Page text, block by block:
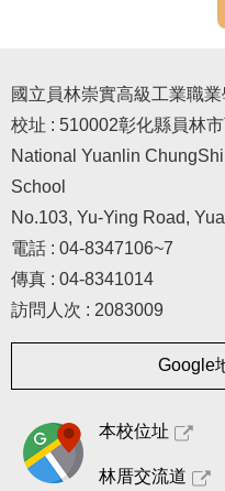
國立員林崇實高級工業職業
校址 : 510002彰化縣員林
National Yuanlin
School
No.103, Yu-Ying Road,
電話 : 04-8347106~7
傳真 : 04-8341014
訪問人次 : 2083009
Google
本校位址
林厝交流道